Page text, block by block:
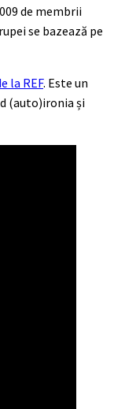
de membrii
se bazează pe
la REF. Este un
(auto)ironia și